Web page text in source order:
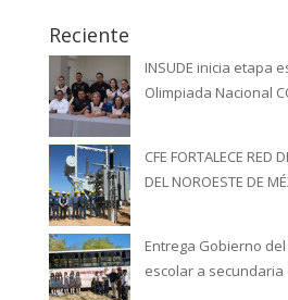
Reciente
INSUDE inicia etapa
Olimpiada Nacional
CFE FORTALECE RED
DEL NOROESTE DE
Entrega Gobierno
escolar a secundaria